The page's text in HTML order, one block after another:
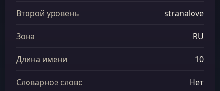
Второй уровень stranalove
Зона RU
Длина имени 10
Словарное слово Нет